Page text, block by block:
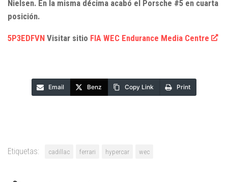
Nielsen. En la misma décima acabó el Porsche #5 en cuarta
posición.
5P3EDFVN Visitar sitio FIA WEC Endurance Media Centre
Email Benz Copy Link Print
Etiquetas: cadillac ferrari hypercar wec